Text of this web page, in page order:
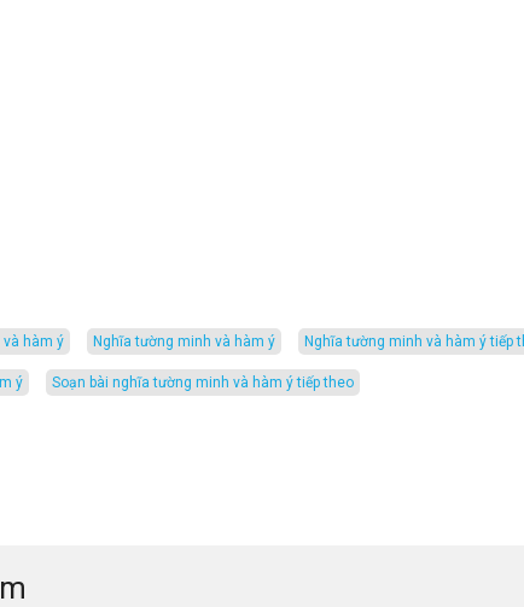
và hàm ý nghĩa tường minh và hàm ý nghĩa tường minh và hàm ý tiếp
ý soạn bài nghĩa tường minh và hàm ý tiếp theo